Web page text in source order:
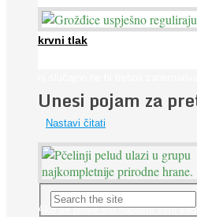
krvni tlak
...
Nastavi čitati
Ako se pitate što nabaviti zimi kao
Unesi pojam za